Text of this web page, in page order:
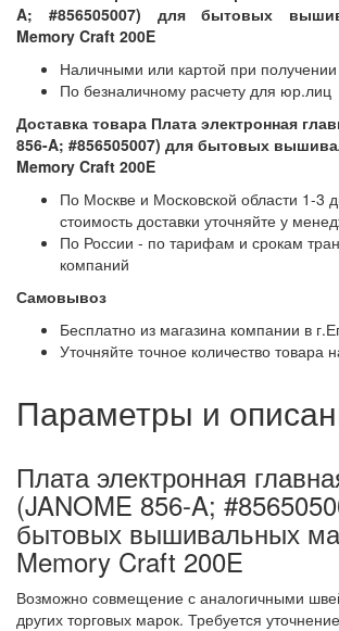
A; #856505007) для бытовых
Memory Craft 200E
Наличными или картой при
По безналичному расчету для юр.лиц
Доставка товара Плата электронная
856-A; #856505007) для бытовых
Memory Craft 200E
По Москве и Московской области 1-3
стоимость доставки уточняйте у
По России - по тарифам и срокам
компаний
Самовывоз
Бесплатно из магазина компании в
Уточняйте точное количество товара
Параметры и
Плата электронная
(JANOME 856-A;
бытовых вышивальных
Memory Craft 200E
Возможно совмещение с аналогичными
других торговых марок. Требуется